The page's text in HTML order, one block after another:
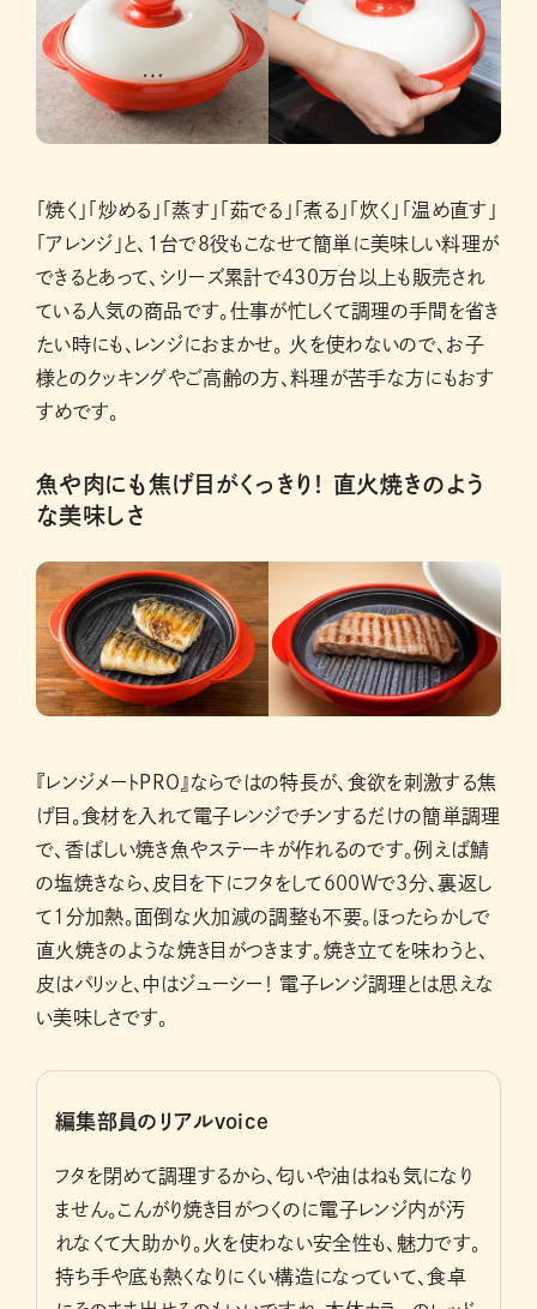
「焼く」「炒める」「蒸す」「茹でる」「煮る」「炊く」「温め直す」
「アレンジ」と、１台で8役もこなせて簡単に美味しい料理が
できるとあって、シリーズ累計で430万台以上も販売され
ている人気の商品です。仕事が忙しくて調理の手間を省き
たい時にも、レンジにおまかせ。 火を使わないので、お子
様とのクッキングやご高齢の方、料理が苦手な方にもおす
すめです。
魚や肉にも焦げ目がくっきり！ 直火焼きのよう
な美味しさ
『レンジメートPRO』ならではの特長が、食欲を刺激する焦
げ目。食材を入れて電子レンジでチンするだけの簡単調理
で、香ばしい焼き魚やステーキが作れるのです。例えば鯖
の塩焼きなら、皮目を下にフタをして600Wで3分、裏返し
て1分加熱。面倒な火加減の調整も不要。ほったらかしで
直火焼きのような焼き目がつきます。焼き立てを味わうと、
皮はパリッと、中はジューシー！ 電子レンジ調理とは思えな
い美味しさです。
編集部員のリアルvoice
フタを閉めて調理するから、匂いや油はねも気になり
ません。こんがり焼き目がつくのに電子レンジ内が汚
れなくて大助かり。火を使わない安全性も、魅力です。
持ち手や底も熱くなりにくい構造になっていて、食卓